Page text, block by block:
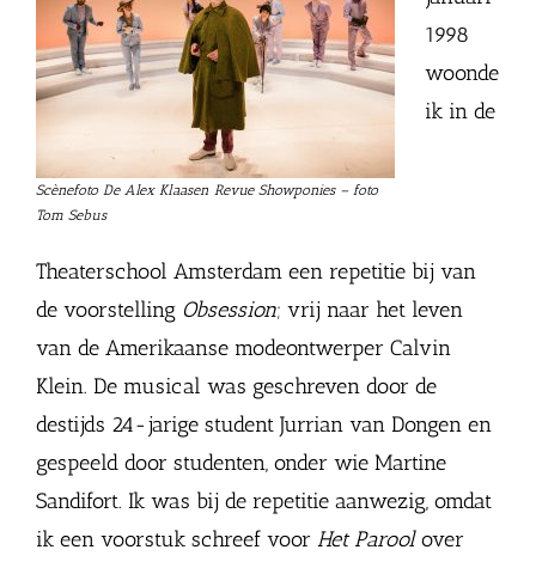
Scènefoto De Alex Klaasen Revue Showponies – foto
Tom Sebus
1998
woonde
ik in de
Theaterschool Amsterdam een repetitie bij van
de voorstelling Obsession; vrij naar het leven
van de Amerikaanse modeontwerper Calvin
Klein. De musical was geschreven door de
destijds 24-jarige student Jurrian van Dongen en
gespeeld door studenten, onder wie Martine
Sandifort. Ik was bij de repetitie aanwezig, omdat
ik een voorstuk schreef voor Het Paroolover